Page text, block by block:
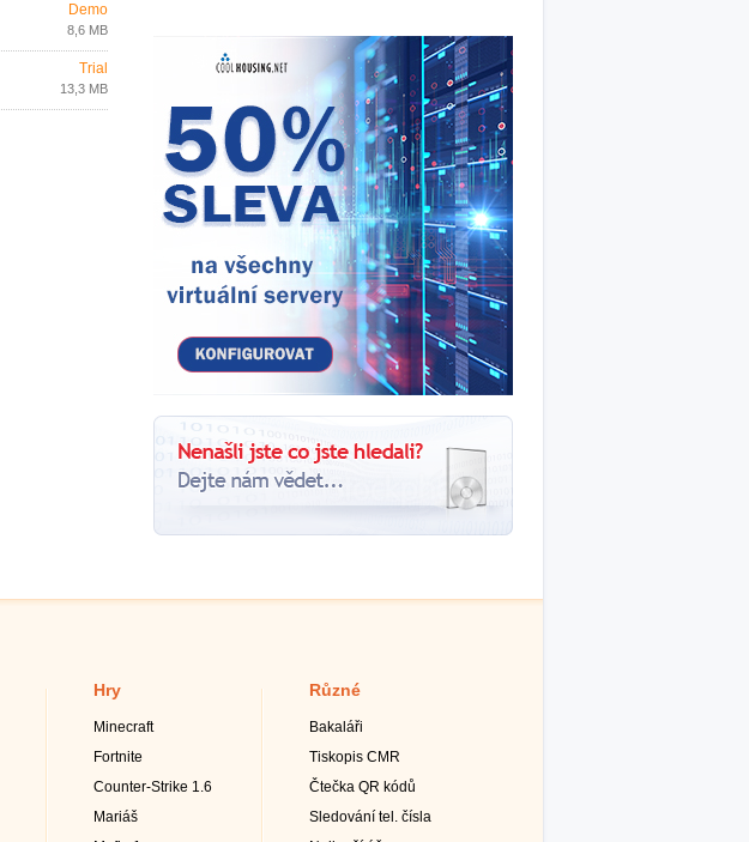
Demo
8,6 MB
Trial
13,3 MB
Hry
Minecraft
Fortnite
Counter-Strike 1.6
Mariáš
Různé
Bakaláři
Tiskopis CMR
Čtečka QR kódů
Sledování tel. čísla